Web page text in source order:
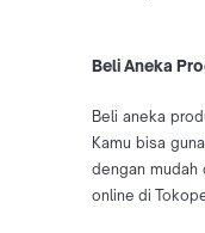
Beli Aneka
Beli aneka
Kamu bisa
dengan mudah
online di